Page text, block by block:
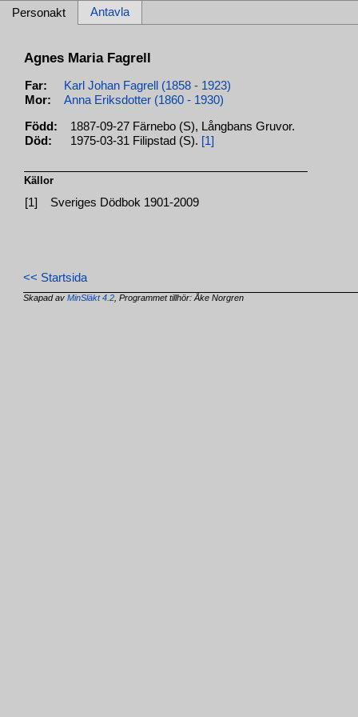
Personakt Antavla
Agnes Maria Fagrell
Far:
Karl Johan Fagrell (1858 - 1923)
Mor:
Anna Eriksdotter (1860 - 1930)
Född:
1887-09-27 Färnebo (S), Långbans Gruvor.
Död:
1975-03-31 Filipstad (S). [1]
Källor
[1] Sveriges Dödbok 1901-2009
<< Startsida
Skapad avMinSläkt 4.2 , Programmet tillhör: Åke Norgren